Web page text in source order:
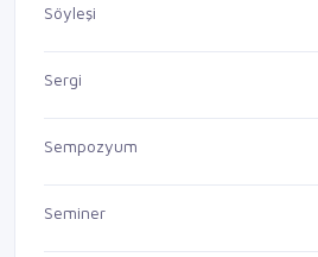
Söyleşi
Sergi
Sempozyum
Seminer